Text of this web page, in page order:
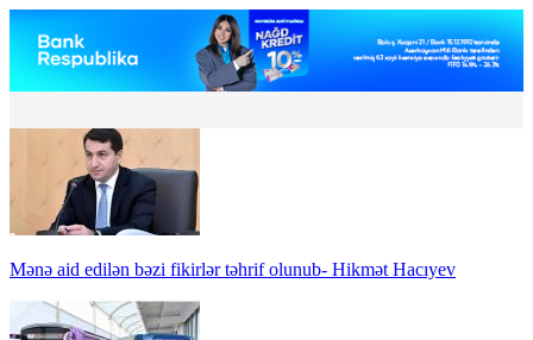
Mənə aid edilən bəzi fikirlər təhrif olunub- Hikmət Hacıyev